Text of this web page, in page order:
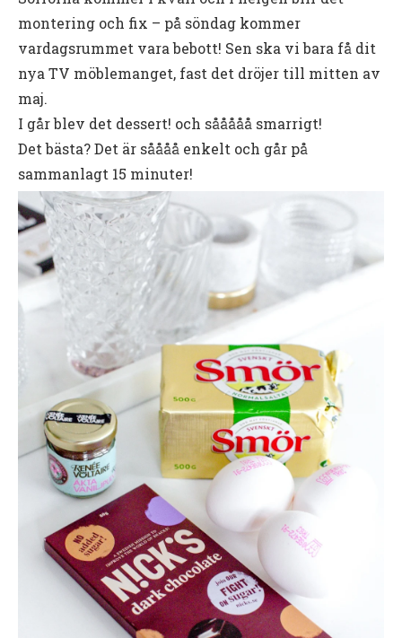
montering och fix – på söndag kommer
vardagsrummet vara bebott! Sen ska vi bara få dit
nya TV möblemanget, fast det dröjer till mitten av
maj.
I går blev det dessert! och sååååå smarrigt!
Det bästa? Det är såååå enkelt och går på
sammanlagt 15 minuter!